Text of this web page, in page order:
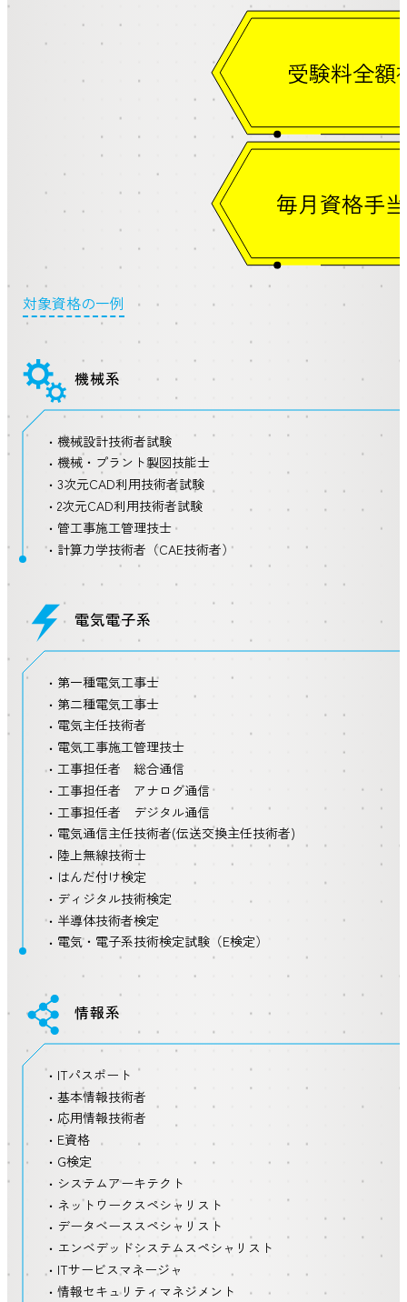
受験料全額
毎月資格手
対象資格の一例
機械系
機械設計技術者試験
機械・プラント製図技能士
3次元CAD利用技術者試験
2次元CAD利用技術者試験
管工事施工管理技士
計算力学技術者（CAE技術者）
電気電子系
第一種電気工事士
第二種電気工事士
電気主任技術者
電気工事施工管理技士
工事担任者 総合通信
工事担任者 アナログ通信
工事担任者 デジタル通信
電気通信主任技術者(伝送交換主任技術者)
陸上無線技術士
はんだ付け検定
ディジタル技術検定
半導体技術者検定
電気・電子系技術検定試験（E検定）
情報系
ITパスポート
基本情報技術者
応用情報技術者
E資格
G検定
システムアーキテクト
ネットワークスペシャリスト
データベーススペシャリスト
エンベデッドシステムスペシャリスト
ITサービスマネージャ
情報セキュリティマネジメント